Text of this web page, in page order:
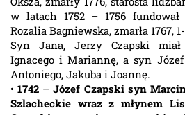
w latach 1752 – 1756 fundował
Rozalia Bagniewska, zmarła 1767,
Syn Jana, Jerzy Czapski
Ignacego i Mariannę, a syn
Antoniego, Jakuba i Joannę.
•1742 –Józef Czapski syn
Szlacheckie wraz z młynem